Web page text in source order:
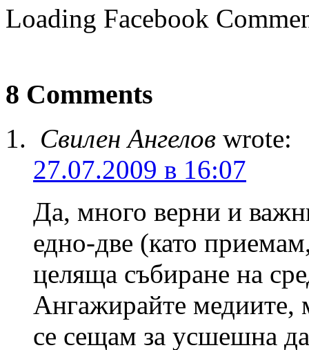
Loading Facebook
8 Comments
Свилен Ангелов wrote:
27.07.2009 в 16:07
Да, много верни и
едно-две (като
целяща събиране на
Ангажирайте
се сещам за усшешна